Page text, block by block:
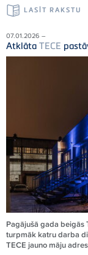
LASĪT RAKSTU
07.01.2026 –
Atklāta TECE
Pagājušā gada beigās
turpmāk katru darba
TECE jauno māju